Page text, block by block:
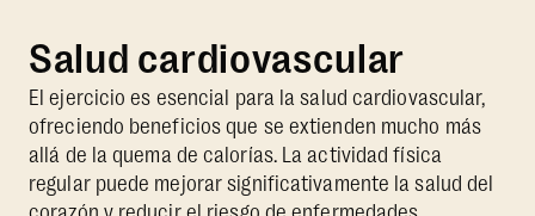
Salud cardiovascular
El ejercicio es esencial para la salud cardiovascular,
ofreciendo beneficios que se extienden mucho más
allá de la quema de calorías. La actividad física
regular puede mejorar significativamente la salud del